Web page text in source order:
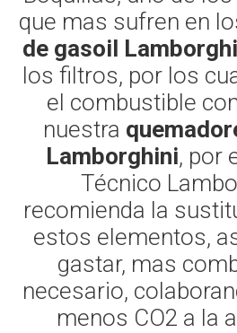
que mas sufren en
de gasoil
los filtros, por los
el combustible
nuestra
Lamborghini, por
Técnico
recomienda la
estos elementos,
gastar, mas
necesario,
menos CO2 a la